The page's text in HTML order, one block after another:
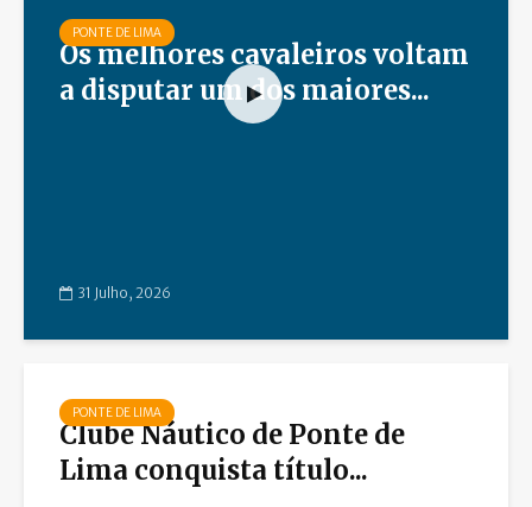
PONTE DE LIMA
Os melhores cavaleiros voltam
a disputar um dos maiores...
31 Julho, 2026
PONTE DE LIMA
Clube Náutico de Ponte de
Lima conquista título...